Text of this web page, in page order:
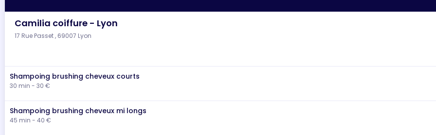
Camilia coiffure - Lyon
17 Rue Passet , 69007 Lyon
Shampoing brushing cheveux courts
30 min - 30 €
Shampoing brushing cheveux mi longs
45 min - 40 €